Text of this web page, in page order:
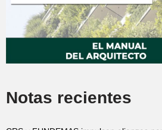
Notas recientes